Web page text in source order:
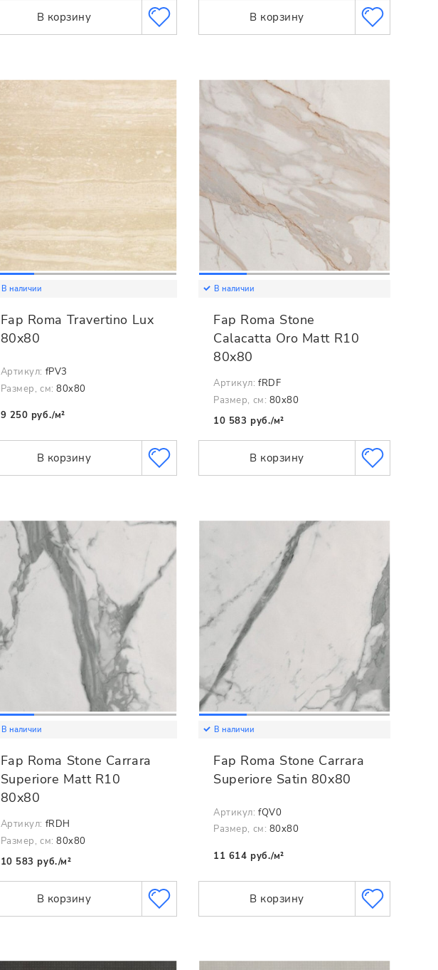
В корзину В корзину
В наличии
Fap Roma Travertino Lux
80x80
Артикул: fPV3
Размер, см: 80x80
9 250 руб./м²
В корзину
В наличии
Fap Roma Stone
Calacatta Oro Matt R10
80x80
Артикул: fRDF
Размер, см: 80x80
10 583 руб./м²
В корзину
В наличии
Fap Roma Stone Carrara
Superiore Matt R10
80x80
Артикул: fRDH
Размер, см: 80x80
10 583 руб./м²
В корзину
В наличии
Fap Roma Stone Carrara
Superiore Satin 80x80
Артикул: fQV0
Размер, см: 80x80
11 614 руб./м²
В корзину